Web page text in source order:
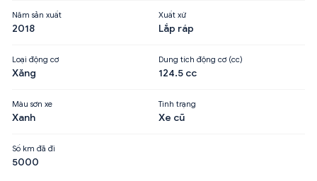
Năm sản xuất
2018
Xuất xứ
Lắp ráp
Loại động cơ
Xăng
Dung tích động cơ (cc)
124.5 cc
Màu sơn xe
Xanh
Tình trạng
Xe cũ
Số km đã đi
5000